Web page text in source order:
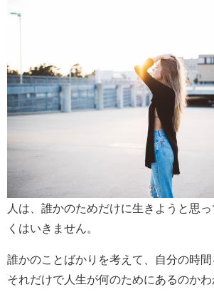
人は、誰かのためだけに生きようと思
くはいきません。
誰かのことばかりを考えて、自分の時
それだけで人生が何のためにあるのかわ